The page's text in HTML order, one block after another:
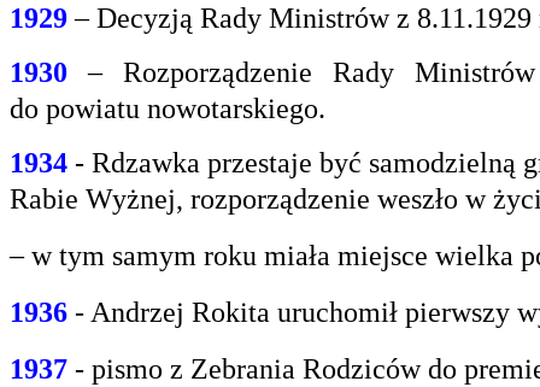
1929– Decyzją Rady Ministrów z
1930 – Rozporządzenie Rady
do powiatu nowotarskiego.
1934 - Rdzawka przestaje być samodzielną
Rabie Wyżnej, rozporządzenie weszło w
– w tym samym roku miała miejsce wielka
1936 - Andrzej Rokita uruchomił pierwszy
1937 - pismo z Zebrania Rodziców do